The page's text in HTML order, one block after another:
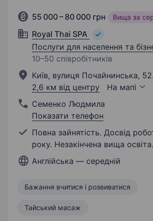
55 000 – 80 000 грн Вища за
Royal Thai SPA
Послуги для населення та
10–50 співробітників
Київ, вулиця Почайнинська, 52.
2,6 км від центру
На мапі
Семенко Людмила
Показати телефон
Повна зайнятість. Досвід
року. Незакінчена вища освіта.
Англійська — середній
Бажання вчитися і розвиватися
Тайський масаж